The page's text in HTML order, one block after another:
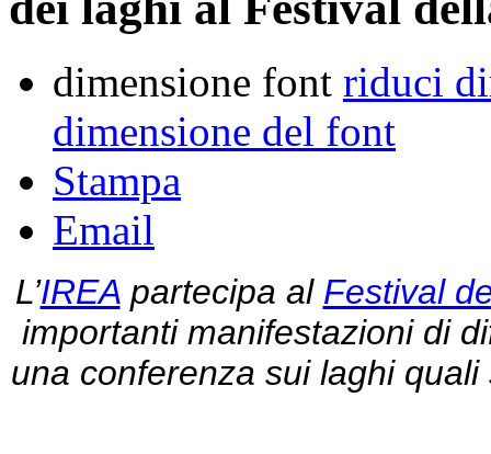
dimensione font riduci
dimensione del font
Stampa
Email
L’IREApartecipa al Festival
importanti manifestazioni di
una conferenza sui laghi